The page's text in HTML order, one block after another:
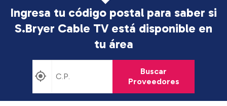
Ingresa tu código postal para saber si
S.Bryer Cable TV está disponible en
tu área
Buscar
Proveedores